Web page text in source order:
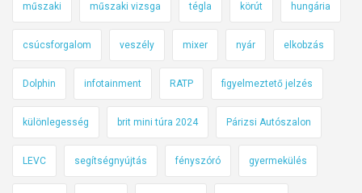
műszaki műszaki vizsga tégla körút hungária
csúcsforgalom veszély mixer nyár elkobzás
Dolphin infotainment RATP figyelmeztető jelzés
különlegesség brit mini túra 2024 Párizsi Autószalon
LEVC segítségnyújtás fényszóró gyermekülés